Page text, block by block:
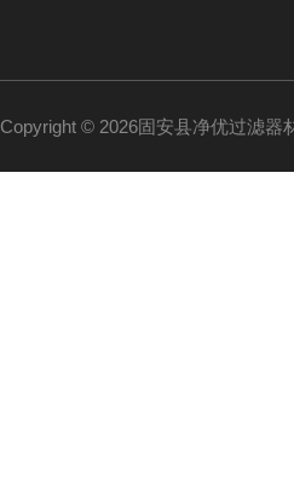
Copyright © 2026固安县净优过滤